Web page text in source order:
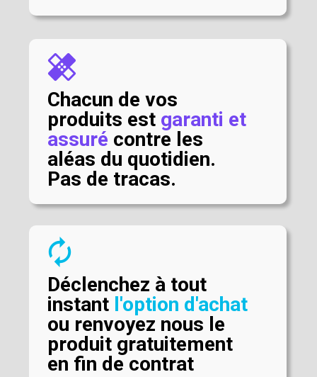
healing
autorenew
Chacun de vos
produits est garanti et
assuré contre les
aléas du quotidien.
Pas de tracas.
Déclenchez à tout
instant l'option d'achat
ou renvoyez nous le
produit gratuitement
en fin de contrat